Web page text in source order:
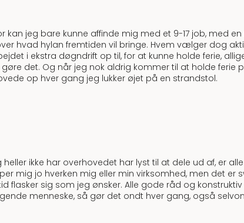
jeg bare kunne affinde mig med et 9-17 job, med
hvad hylan fremtiden vil bringe. Hvem vælger dog
i ekstra døgndrift op til, for at kunne holde ferie,
gøre det. Og når jeg nok aldrig kommer til at holde
op hver gang jeg lukker øjet på en strandstol.
ikke har overhovedet har lyst til at dele ud af, er
mig jo hverken mig eller min virksomhed, men det
flasker sig som jeg ønsker. Alle gode råd og
menneske, så gør det ondt hver gang, også